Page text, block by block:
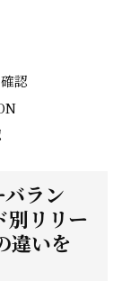
認
ラン
別リリー
違いを